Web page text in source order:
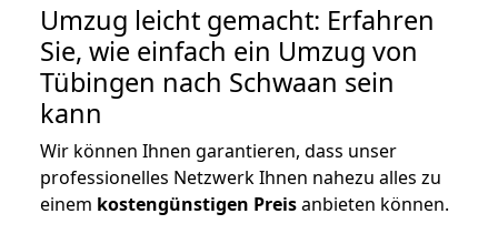
Umzug leicht gemacht: Erfahren
Sie, wie einfach ein Umzug von
Tübingen nach Schwaan sein
kann
Wir können Ihnen garantieren, dass unser
professionelles Netzwerk Ihnen nahezu alles zu
einem kostengünstigen Preisanbieten können.